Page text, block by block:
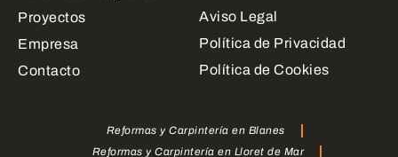
Proyectos
Empresa
Contacto
Aviso Legal
Política de Privacidad
Política de Cookies
Reformas y Carpintería en Blanes
Reformas y Carpintería en Lloret de Mar